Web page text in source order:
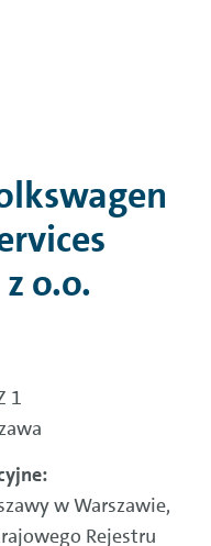
o.o.
1
w Warszawie,
Rejestru